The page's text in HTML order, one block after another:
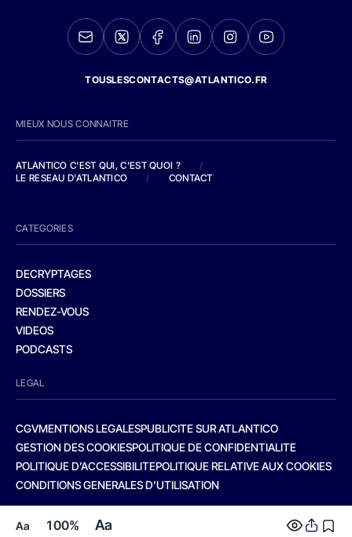
Aa 100% Aa
TOUSLESCONTACTS@ATLANTICO.FR
MIEUX NOUS CONNAITRE
ATLANTICO C'EST QUI, C'EST QUOI ?
/
LE RESEAU D'ATLANTICO
/ CONTACT
CATEGORIES
DECRYPTAGES
DOSSIERS
RENDEZ-VOUS
VIDEOS
PODCASTS
LEGAL
CGVMENTIONS LEGALESPUBLICITE SUR ATLANTICO
GESTION DES COOKIESPOLITIQUE DE CONFIDENTIALITE
POLITIQUE D’ACCESSIBILITEPOLITIQUE RELATIVE AUX COOKIES
CONDITIONS GENERALES D’UTILISATION